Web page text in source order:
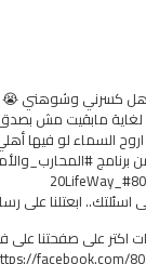
كسرني وشوهني 😭
لغاية مابقيت مش
السماء لو فيها
#80_20LifeWay
ابعتلنا على
اكتر على صفحتنا
facebook.com/